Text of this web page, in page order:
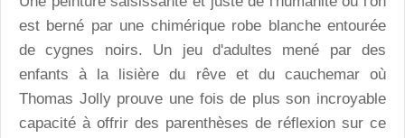
est berné par une chimérique robe blanche entourée
de cygnes noirs. Un jeu d'adultes mené par des
enfants à la lisière du rêve et du cauchemar où
Thomas Jolly prouve une fois de plus son incroyable
capacité à offrir des parenthèses de réflexion sur ce